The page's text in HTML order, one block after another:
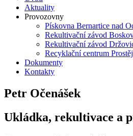
Aktuality
Provozovny
Pískovna Bernartice nad
Rekultivační závod
Rekultivační závod
Recyklační centrum
Dokumenty
Kontakty
Petr Očenášek
Ukládka, rekultivace a